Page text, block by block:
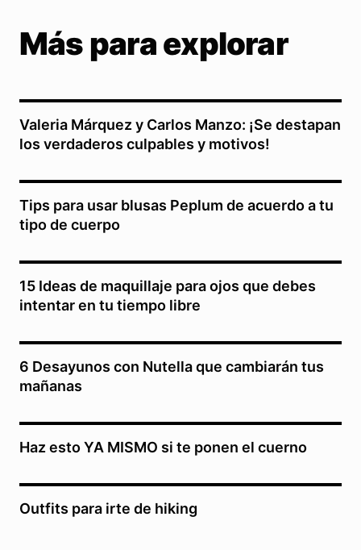
Más para explorar
Valeria Márquez y Carlos Manzo: ¡Se destapan
los verdaderos culpables y motivos!
Tips para usar blusas Peplum de acuerdo a tu
tipo de cuerpo
15 Ideas de maquillaje para ojos que debes
intentar en tu tiempo libre
6 Desayunos con Nutella que cambiarán tus
mañanas
Haz esto YA MISMO si te ponen el cuerno
Outfits para irte de hiking